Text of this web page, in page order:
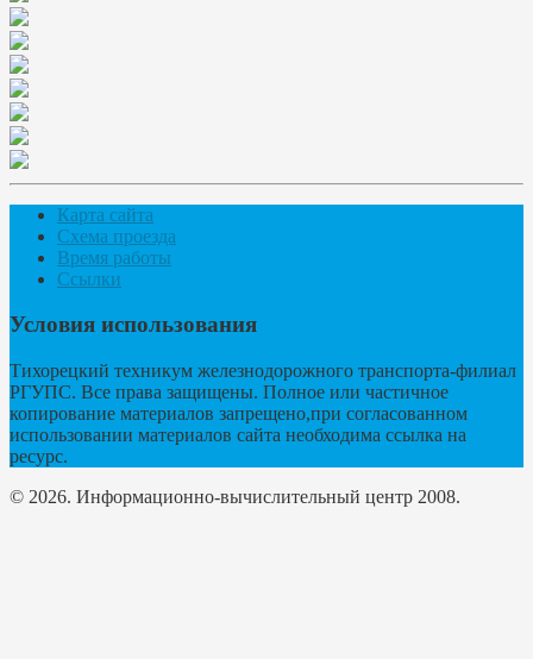
Карта сайта
Схема проезда
Время работы
Ссылки
Условия использования
Тихорецкий техникум железнодорожного транспорта-филиал
РГУПС. Все права защищены. Полное или частичное
копирование материалов запрещено,при согласованном
использовании материалов сайта необходима ссылка на
ресурс.
© 2026. Информационно-вычислительный центр 2008.